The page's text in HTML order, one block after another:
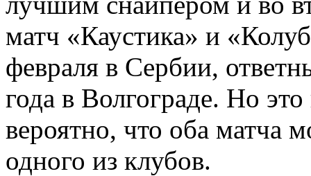
матч «Каустика» и
февраля в Сербии,
года в Волгограде. Но
вероятно, что оба матча
одного из клубов.